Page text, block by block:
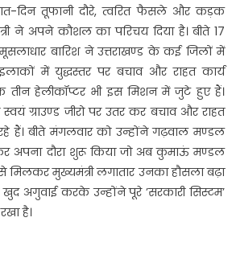
दिन तूफानी दौरे, त्वरित फैसले और कड़क
ने अपने कौशल का परिचय दिया है। बीते 17
बारिश ने उत्तराखण्ड के कई जिलों में
इलाकों में युद्धस्तर पर बचाव और राहत कार्य
तीन हेलीकॉप्टर भी इस मिशन में जुटे हुए हैं।
स्वयं ग्राउण्ड जीरो पर उतर कर बचाव और राहत
हैं। बीते मंगलवार को उन्होंने गढ़वाल मण्डल
अपना दौरा शुरू किया जो अब कुमाऊं मण्डल
से मिलकर मुख्यमंत्री लगातार उनका हौसला बढ़ा
अगुवाई करके उन्होंने पूरे ’सरकारी सिस्टम’
है।